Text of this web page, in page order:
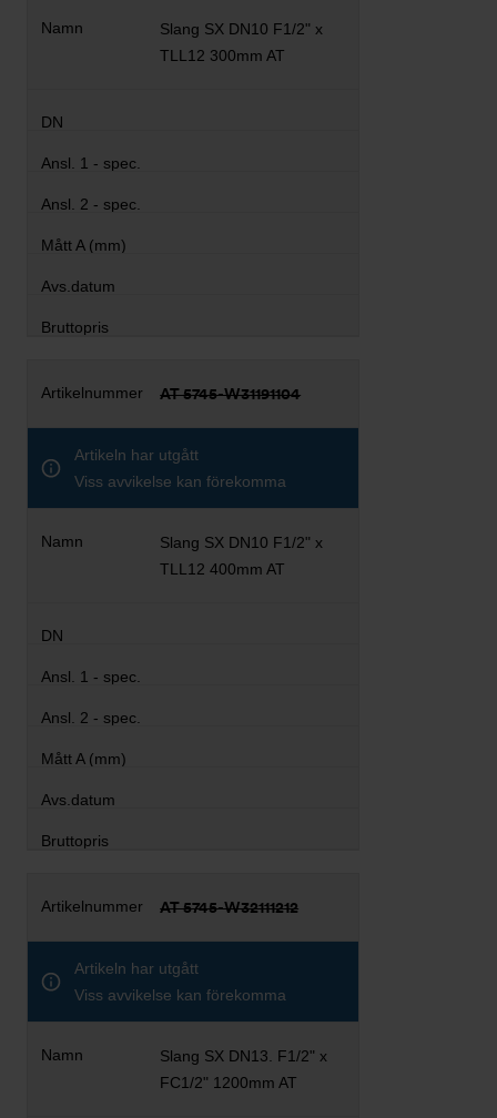
Slang SX DN10 F1/2" x
TLL12 300mm AT
AT 5745-W31191104
Artikeln har utgått
Viss avvikelse kan förekomma
Slang SX DN10 F1/2" x
TLL12 400mm AT
AT 5745-W32111212
Artikeln har utgått
Viss avvikelse kan förekomma
Slang SX DN13. F1/2" x
FC1/2" 1200mm AT